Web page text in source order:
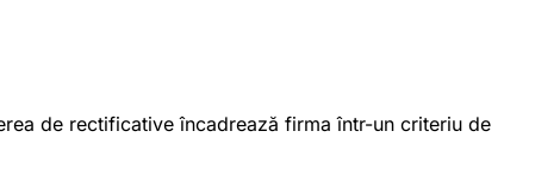
de rectificative încadrează firma într-un criteriu de